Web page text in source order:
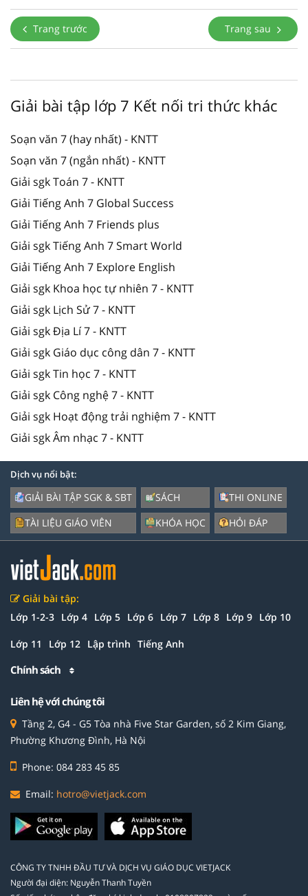
Trang trước Trang sau
Giải bài tập lớp 7 Kết nối tri thức khác
Soạn văn 7 (hay nhất) - KNTT
Soạn văn 7 (ngắn nhất) - KNTT
Giải sgk Toán 7 - KNTT
Giải Tiếng Anh 7 Global Success
Giải Tiếng Anh 7 Friends plus
Giải sgk Tiếng Anh 7 Smart World
Giải Tiếng Anh 7 Explore English
Giải sgk Khoa học tự nhiên 7 - KNTT
Giải sgk Lịch Sử 7 - KNTT
Giải sgk Địa Lí 7 - KNTT
Giải sgk Giáo dục công dân 7 - KNTT
Giải sgk Tin học 7 - KNTT
Giải sgk Công nghệ 7 - KNTT
Giải sgk Hoạt động trải nghiệm 7 - KNTT
Giải sgk Âm nhạc 7 - KNTT
Dịch vụ nổi bật:
GIẢI BÀI TẬP SGK & SBT
TÀI LIỆU GIÁO VIÊN
SÁCH
KHÓA HỌC
THI ONLINE
HỎI ĐÁP
Giải bài tập:
Lớp 1-2-3 Lớp 4 Lớp 5 Lớp 6 Lớp 7 Lớp 8 Lớp 9 Lớp 10
Lớp 11 Lớp 12 Lập trình Tiếng Anh
Chính sách
Liên hệ với chúng tôi
Tầng 2, G4 - G5 Tòa nhà Five Star Garden, số 2 Kim Giang,
Phường Khương Đình, Hà Nội
Phone: 084 283 45 85
Email: hotro@vietjack.com
CÔNG TY TNHH ĐẦU TƯ VÀ DỊCH VỤ GIÁO DỤC VIETJACK
Người đại diện: Nguyễn Thanh Tuyền